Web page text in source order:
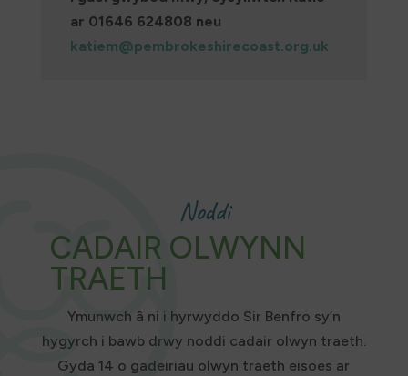
ar 01646 624808 neu
katiem@pembrokeshirecoast.org.uk
Noddi
CADAIR OLWYNN
TRAETH
Ymunwch â ni i hyrwyddo Sir Benfro sy’n
hygyrch i bawb drwy noddi cadair olwyn traeth.
Gyda 14 o gadeiriau olwyn traeth eisoes ar